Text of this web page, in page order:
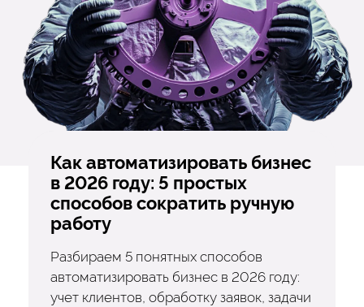
Как автоматизировать бизнес
в 2026 году: 5 простых
способов сократить ручную
работу
Разбираем 5 понятных способов
автоматизировать бизнес в 2026 году:
учет клиентов, обработку заявок, задачи